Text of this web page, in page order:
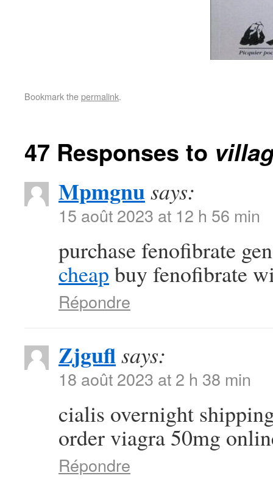
Bookmark thepermalink.
47 Responses to
Mpmgnusays:
15 août 2023 at 12 h 56 min
purchase fenofibrate
cheap buy fenofibrate
Répondre
Zjguflsays:
18 août 2023 at 2 h 38 min
cialis overnight
order viagra 50mg
Répondre